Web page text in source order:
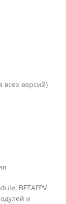
всех версий)
BETAFPV
и